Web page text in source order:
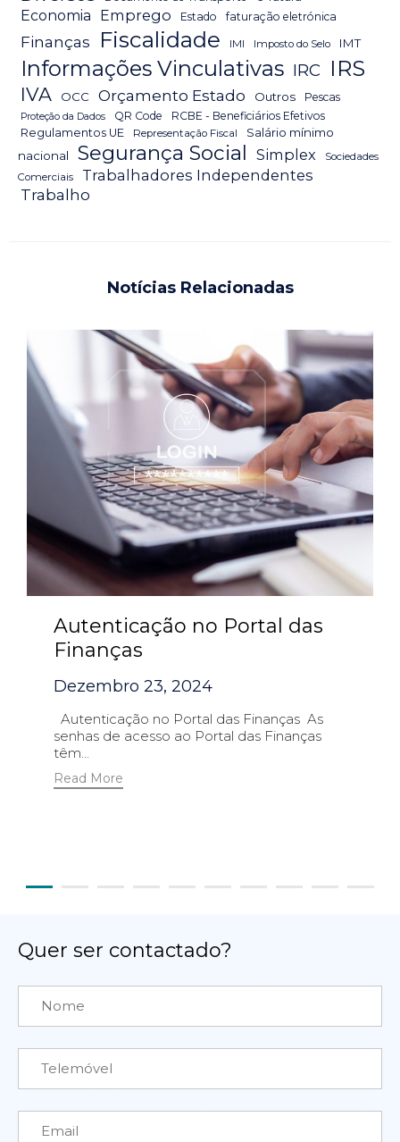
Economia Emprego Estado faturação eletrónica
Finanças Fiscalidade IMI Imposto do Selo IMT
Informações Vinculativas IRC IRS
IVA OCC Orçamento Estado Outros Pescas
Proteção da Dados QR Code
RCBE - Beneficiários Efetivos
Regulamentos UE
Representação Fiscal
Salário mínimo
nacional
Segurança Social Simplex
Sociedades
Comerciais
Trabalhadores Independentes
Trabalho
Notícias Relacionadas
Autenticação no Portal das
Finanças
Dezembro 23, 2024
Autenticação no Portal das Finanças As
senhas de acesso ao Portal das Finanças
têm...
Read More
Quer ser contactado?